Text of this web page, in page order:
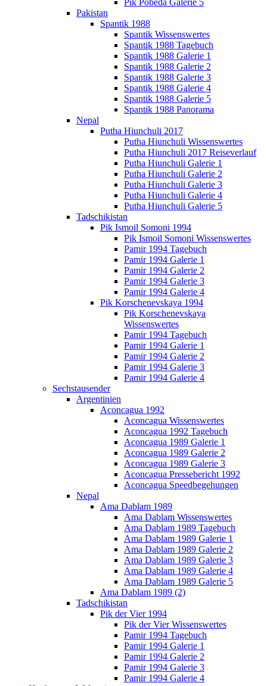
Pakistan
Spantik 1988
Spantik Wissenswertes
Spantik 1988 Tagebuch
Spantik 1988 Galerie 1
Spantik 1988 Galerie 2
Spantik 1988 Galerie 3
Spantik 1988 Galerie 4
Spantik 1988 Galerie 5
Spantik 1988 Panorama
Nepal
Putha Hiunchuli 2017
Putha Hiunchuli Wissenswertes
Putha Hiunchuli 2017 Reiseverlauf
Putha Hiunchuli Galerie 1
Putha Hiunchuli Galerie 2
Putha Hiunchuli Galerie 3
Putha Hiunchuli Galerie 4
Putha Hiunchuli Galerie 5
Tadschikistan
Pik Ismoil Somoni 1994
Pik Ismoil Somoni Wissenswertes
Pamir 1994 Tagebuch
Pamir 1994 Galerie 1
Pamir 1994 Galerie 2
Pamir 1994 Galerie 3
Pamir 1994 Galerie 4
Pik Korschenevskaya 1994
Pik Korschenevskaya
Wissenswertes
Pamir 1994 Tagebuch
Pamir 1994 Galerie 1
Pamir 1994 Galerie 2
Pamir 1994 Galerie 3
Pamir 1994 Galerie 4
Sechstausender
Argentinien
Aconcagua 1992
Aconcagua Wissenswertes
Aconcagua 1992 Tagebuch
Aconcagua 1989 Galerie 1
Aconcagua 1989 Galerie 2
Aconcagua 1989 Galerie 3
Aconcagua Pressebericht 1992
Aconcagua Speedbegehungen
Nepal
Ama Dablam 1989
Ama Dablam Wissenswertes
Ama Dablam 1989 Tagebuch
Ama Dablam 1989 Galerie 1
Ama Dablam 1989 Galerie 2
Ama Dablam 1989 Galerie 3
Ama Dablam 1989 Galerie 4
Ama Dablam 1989 Galerie 5
Ama Dablam 1989 (2)
Tadschikistan
Pik der Vier 1994
Pik der Vier Wissenswertes
Pamir 1994 Tagebuch
Pamir 1994 Galerie 1
Pamir 1994 Galerie 2
Pamir 1994 Galerie 3
Pamir 1994 Galerie 4